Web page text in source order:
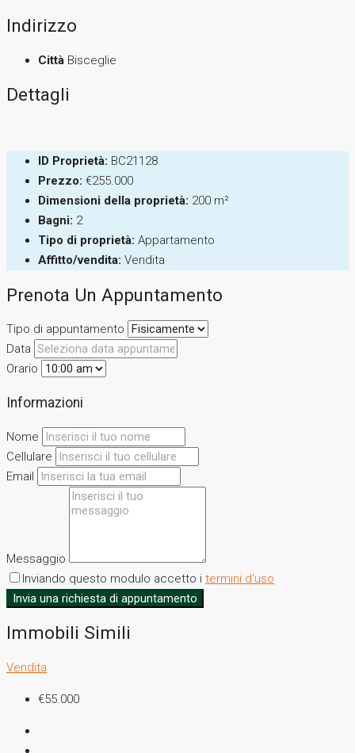
Indirizzo
Città Bisceglie
Dettagli
ID Proprietà: BC21128
Prezzo: €255.000
Dimensioni della proprietà: 200 m²
Bagni: 2
Tipo di proprietà: Appartamento
Affitto/vendita: Vendita
Prenota Un Appuntamento
Tipo di appuntamento
Data
Orario
Informazioni
Nome
Cellulare
Email
Messaggio
Inviando questo modulo accetto i termini d'uso
Invia una richiesta di appuntamento
Immobili Simili
Vendita
€55.000